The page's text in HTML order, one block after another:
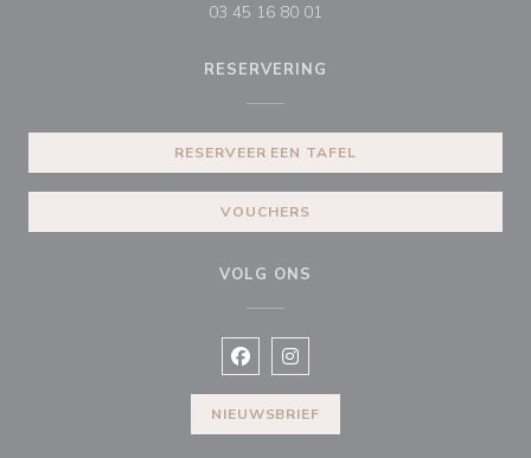
03 45 16 80 01
RESERVERING
RESERVEER EEN TAFEL
VOUCHERS
VOLG ONS
Facebook ((opent in een nieuw
Instagram ((opent in een
NIEUWSBRIEF